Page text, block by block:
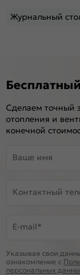
Журнальный
Сделаем точный
отопления и
конечной
Ваше имя
Контактный
E-mail*
Указывая свои
ознакомление c
персональных